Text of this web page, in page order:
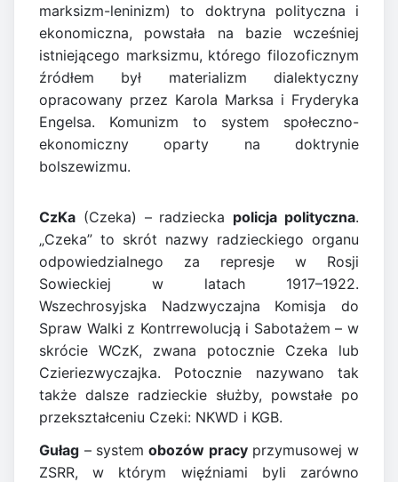
marksizm-leninizm) to doktryna polityczna i
ekonomiczna, powstała na bazie wcześniej
istniejącego marksizmu, którego filozoficznym
źródłem był materializm dialektyczny
opracowany przez Karola Marksa i Fryderyka
Engelsa. Komunizm to system społeczno-
ekonomiczny oparty na doktrynie
bolszewizmu.
CzKa (Czeka) – radziecka policja polityczna.
„Czeka” to skrót nazwy radzieckiego organu
odpowiedzialnego za represje w Rosji
Sowieckiej w latach 1917–1922.
Wszechrosyjska Nadzwyczajna Komisja do
Spraw Walki z Kontrrewolucją i Sabotażem – w
skrócie WCzK, zwana potocznie Czeka lub
Czieriezwyczajka. Potocznie nazywano tak
także dalsze radzieckie służby, powstałe po
przekształceniu Czeki: NKWD i KGB.
Gułag – system obozów pracyprzymusowej w
ZSRR, w którym więźniami byli zarówno